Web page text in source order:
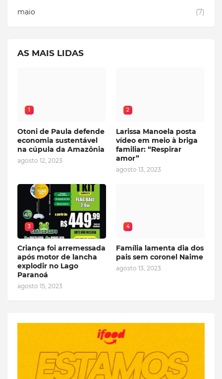
maio
(7)
AS MAIS LIDAS
1
Otoni de Paula defende
economia sustentável
na cúpula da Amazônia
agosto 12, 2023
2
Larissa Manoela posta
vídeo em meio à briga
familiar: “Respirar
amor”
agosto 13, 2023
3
Criança foi arremessada
após motor de lancha
explodir no Lago
Paranoá
agosto 15, 2023
4
Família lamenta dia dos
pais sem coronel Naime
agosto 13, 2023